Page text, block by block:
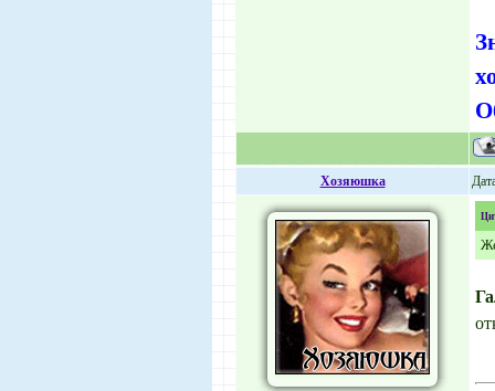
Хозяюшка